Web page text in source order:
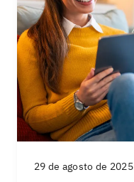
29 de agosto de 2025